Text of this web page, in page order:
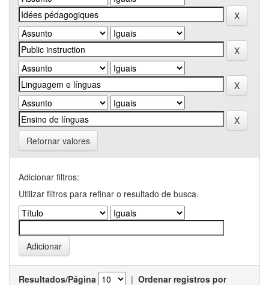
Retornar valores
Adicionar filtros:
Utilizar filtros para refinar o resultado de busca.
Resultados/Página | Ordenar registros por